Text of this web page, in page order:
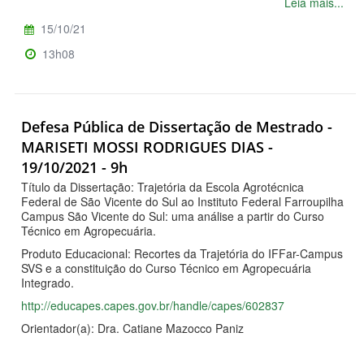
15/10/21
13h08
Defesa Pública de Dissertação de Mestrado -
MARISETI MOSSI RODRIGUES DIAS -
19/10/2021 - 9h
Título da Dissertação: Trajetória da Escola Agrotécnica
Federal de São Vicente do Sul ao Instituto Federal Farroupilha
Campus São Vicente do Sul: uma análise a partir do Curso
Técnico em Agropecuária.
Produto Educacional: Recortes da Trajetória do IFFar-Campus
SVS e a constituição do Curso Técnico em Agropecuária
Integrado.
http://educapes.capes.gov.br/handle/capes/602837
Orientador(a): Dra. Catiane Mazocco Paniz